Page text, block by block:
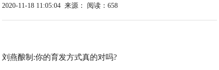
2020-11-18 11:05:04 来源： 阅读：658
刘燕酿制:你的育发方式真的对吗?